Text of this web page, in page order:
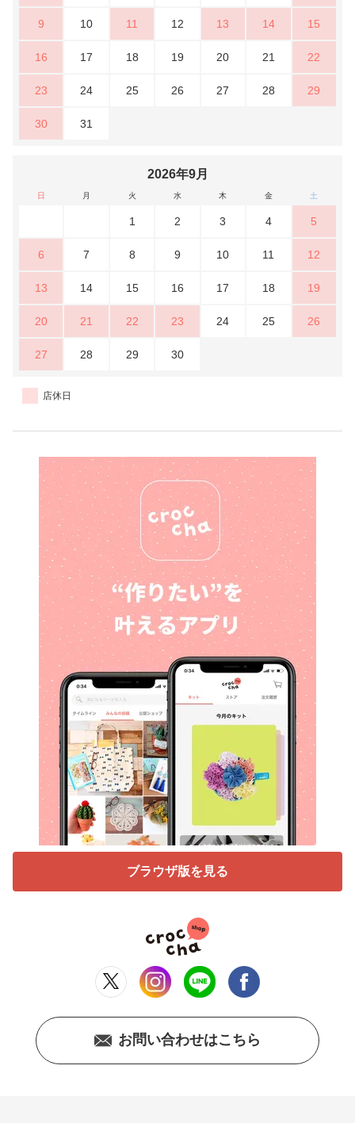
9 10 11 12 13 14 15
16 17 18 19 20 21 22
23 24 25 26 27 28 29
30 31
2026年9月
日 月 火 水 木 金 土
1 2 3 4 5
6 7 8 9 10 11 12
13 14 15 16 17 18 19
20 21 22 23 24 25 26
27 28 29 30
店休日
ブラウザ版を見る
お問い合わせはこちら